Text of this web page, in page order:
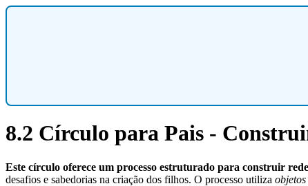
8.2 Círculo para Pais -
Este círculo oferece um processo estruturado para construir
desafios e sabedorias na criação dos filhos. O processo utiliza